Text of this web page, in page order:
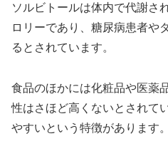
ソルビトールは体内で代謝さ
ロリーであり、糖尿病患者や
るとされています。
食品のほかには化粧品や医薬
性はさほど高くないとされて
やすいという特徴があります。